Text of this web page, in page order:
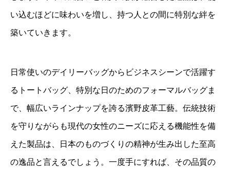
い込むほどに味わいを増し、持つ人との間に特別な絆を
築いていきます。
日常使いのデイリーバッグからビジネスシーンで活躍す
るトートバッグ、特別な日のためのフォーマルバッグま
で、幅広いラインナップを誇る濱野皮革工藝。伝統技術
を守りながらも現代の女性のニーズに応える機能性を備
えた製品は、日本のものづくりの精神が生み出した至高
の逸品と言えるでしょう。一度手にすれば、その品質の